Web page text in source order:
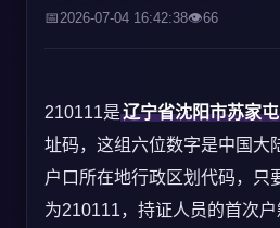
2026-07-04 16:42:38 66
210111是辽宁省沈阳市苏家
址码，这组六位数字是中国大
户口所在地行政区划代码，只
为210111，持证人员的首次